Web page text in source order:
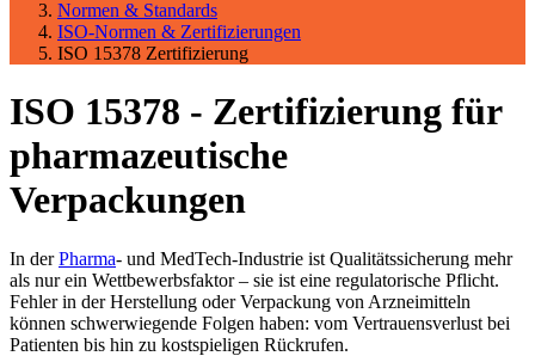
Normen & Standards
ISO-Normen & Zertifizierungen
ISO 15378 Zertifizierung
ISO 15378 - Zertifizierung für
pharmazeutische
Verpackungen
In derPharma- und MedTech-Industrie ist Qualitätssicherung mehr
als nur ein Wettbewerbsfaktor – sie ist eine regulatorische Pflicht.
Fehler in der Herstellung oder Verpackung von Arzneimitteln
können schwerwiegende Folgen haben: vom Vertrauensverlust bei
Patienten bis hin zu kostspieligen Rückrufen.